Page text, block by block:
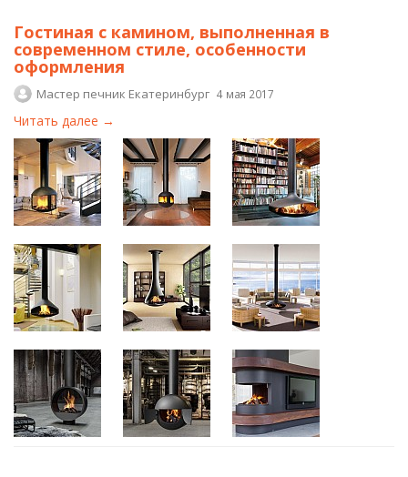
Гостиная с камином, выполненная в
современном стиле, особенности
оформления
Мастер печник Екатеринбург 4 мая 2017
Читать далее →